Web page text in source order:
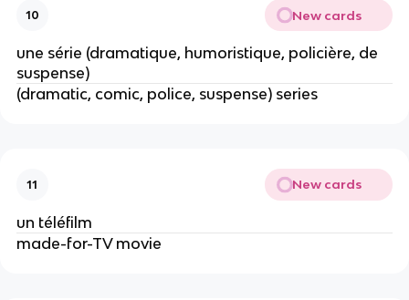
10 New cards
une série (dramatique, humoristique, policière, de
suspense)
(dramatic, comic, police, suspense) series
11 New cards
un téléfilm
made-for-TV movie